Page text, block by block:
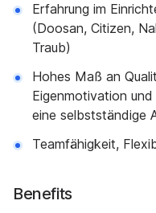
Erfahrung im
(Doosan, Citizen,
Traub)
Hohes Maß an
Eigenmotivation
eine selbstständige
Teamfähigkeit,
Benefits